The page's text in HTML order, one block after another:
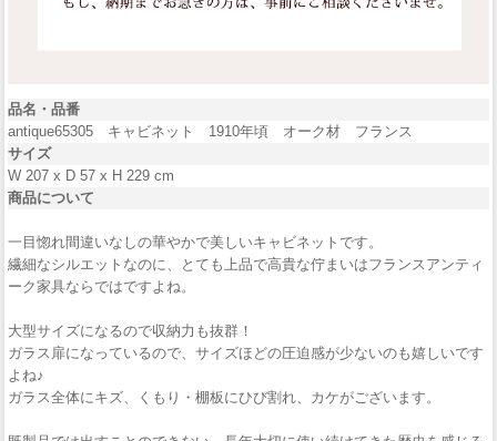
品名・品番
antique65305 キャビネット 1910年頃 オーク材 フランス
サイズ
W 207 x D 57 x H 229 cm
商品について
一目惚れ間違いなしの華やかで美しいキャビネットです。
繊細なシルエットなのに、とても上品で高貴な佇まいはフランスアンティ
ーク家具ならではですよね。
大型サイズになるので収納力も抜群！
ガラス扉になっているので、サイズほどの圧迫感が少ないのも嬉しいです
よね♪
ガラス全体にキズ、くもり・棚板にひび割れ、カケがございます。